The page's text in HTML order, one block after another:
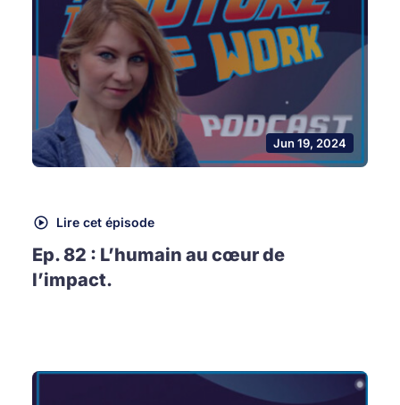
Jun 19, 2024
Lire cet épisode
Ep. 82 : L’humain au cœur de
l’impact.